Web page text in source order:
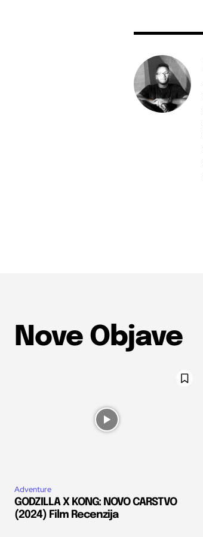
Nove Objave
Adventure
GODZILLA X KONG: NOVO CARSTVO
(2024) Film Recenzija